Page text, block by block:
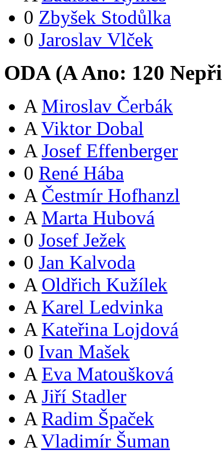
0 Zbyšek Stodůlka
0 Jaroslav Vlček
ODA (AAno: 120
A Miroslav Čerbák
A Viktor Dobal
A Josef Effenberger
0 René Hába
A Čestmír Hofhanzl
A Marta Hubová
0 Josef Ježek
0 Jan Kalvoda
A Oldřich Kužílek
A Karel Ledvinka
A Kateřina Lojdová
0 Ivan Mašek
A Eva Matoušková
A Jiří Stadler
A Radim Špaček
A Vladimír Šuman